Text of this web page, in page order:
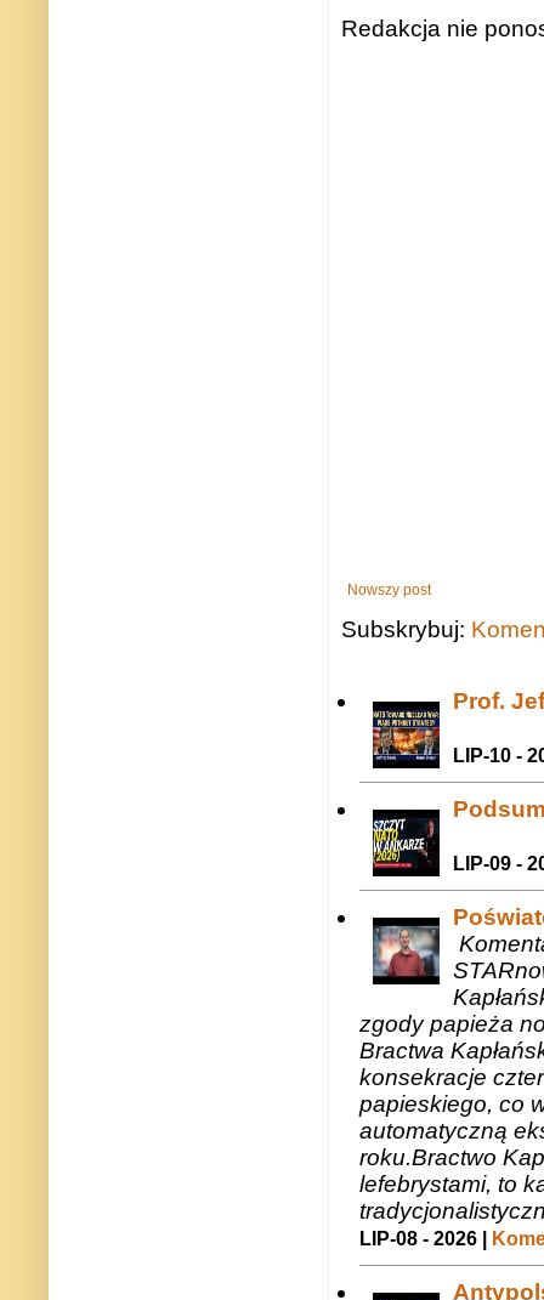
Redakcja nie
Nowszy post
Subskrybuj:
Prof.
LIP-10 -
LIP-09 -
zgody papieża
Bractwa
konsekracje
papieskiego, co
automatyczną
roku.Bractwo
lefebrystami, to
LIP-08 - 2026 |